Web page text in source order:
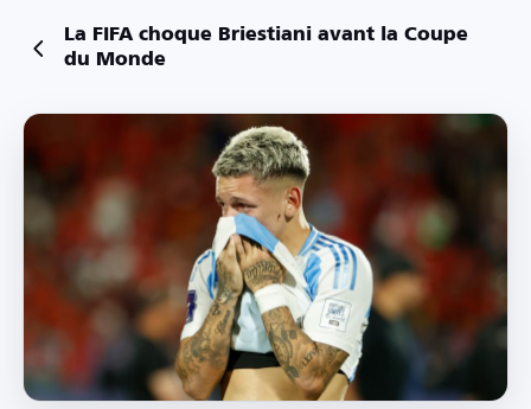
La FIFA choque Briestiani avant la Coupe
du Monde